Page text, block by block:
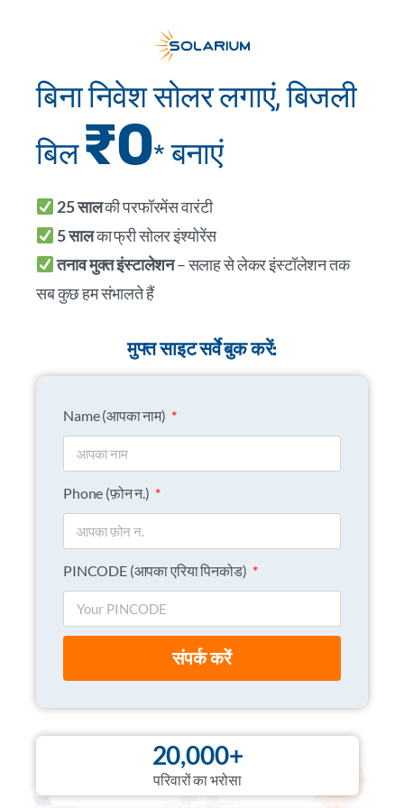
बिना निवेश सोलर लगाएं, बिजली
बिल₹0* बनाएं
25 सालकी परफॉरमेंस वारंटी
5 सालका फ्री सोलर इंश्योरेंस
तनाव मुक्त इंस्टालेशन– सलाह से लेकर इंस्टॉलेशन तक
सब कुछ हम संभालते हैं
मुफ्त साइट सर्वे बुक करें:
Name (आपका नाम)
Phone (फ़ोन न.)
PINCODE (आपका एरिया पिनकोड)
संपर्क करें
20,000+
परिवारों का भरोसा